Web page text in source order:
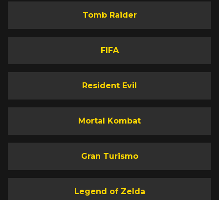
Tomb Raider
FIFA
Resident Evil
Mortal Kombat
Gran Turismo
Legend of Zelda